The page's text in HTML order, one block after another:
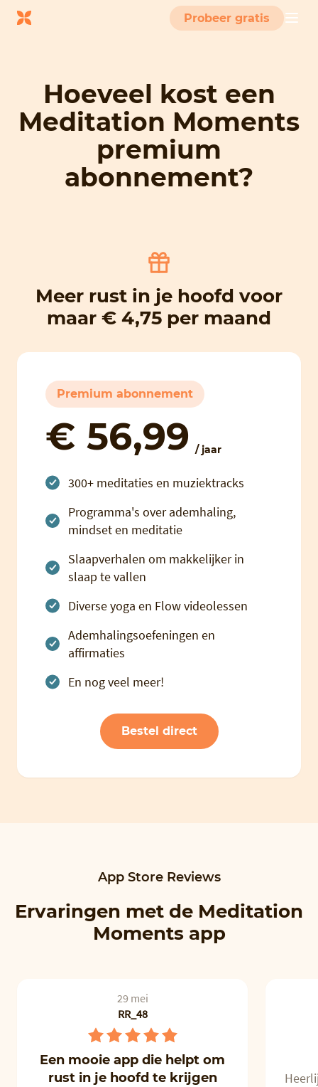
Probeer gratis
Hoeveel kost een
Meditation Moments
premium
abonnement?
Meer rust in je hoofd voor
maar € 4,75 per maand
Premium abonnement
€ 56,99 / jaar
300+ meditaties en muziektracks
Programma's over ademhaling,
mindset en meditatie
Slaapverhalen om makkelijker in
slaap te vallen
Diverse yoga en Flow videolessen
Ademhalingsoefeningen en
affirmaties
En nog veel meer!
Bestel direct
App Store Reviews
Ervaringen met de Meditation
Moments app
29 mei
RR_48
Een mooie app die helpt om
rust in je hoofd te krijgen